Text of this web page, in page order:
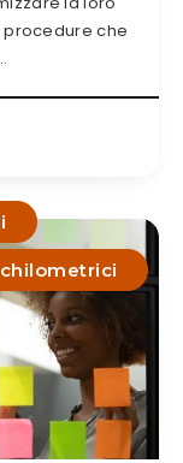
che